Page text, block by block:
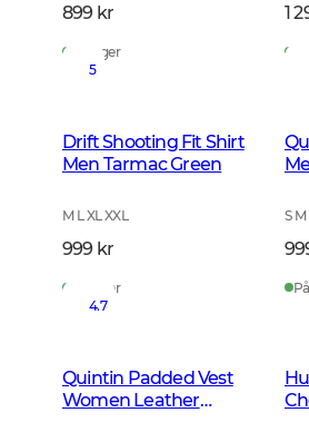
899 kr
På lager
1
5
Drift Shooting Fit Shirt
Men Tarmac Green
M L XL XXL
999 kr
På lager
S M
4.7
Quintin Padded Vest
Women Leather